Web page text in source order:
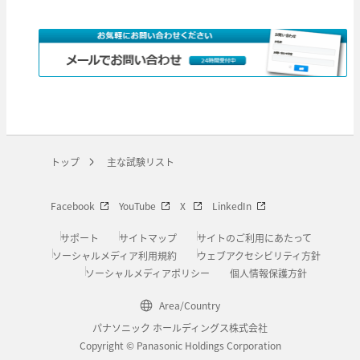
トップ 主な試験リスト
Facebook YouTube X LinkedIn
サポート サイトマップ
サイトのご利用にあたって
ソーシャルメディア利用規約
ウェブアクセシビリティ方針
ソーシャルメディアポリシー
個人情報保護方針
Area/Country
パナソニック ホールディングス株式会社
Copyright © Panasonic Holdings Corporation